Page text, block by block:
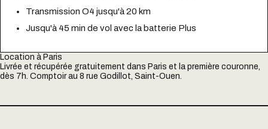
Transmission O4 jusqu'à 20 km
Jusqu'à 45 min de vol avec la batterie Plus
Location à Paris
Livrée et récupérée gratuitement dans Paris et la première couronne,
dès 7h. Comptoir au 8 rue Godillot, Saint-Ouen.